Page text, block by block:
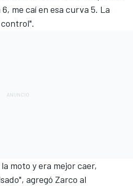
me caí en esa curva 5. La
moto y era mejor caer,
agregó Zarco al